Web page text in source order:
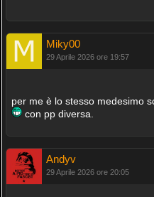
Miky00
29 Aprile 2026 ore 19:57
per me è lo stesso medesimo
con pp diversa.
Andyv
29 Aprile 2026 ore 20:05